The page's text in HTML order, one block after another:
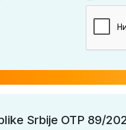
Srbije OTP 89/